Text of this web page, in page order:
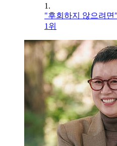
1.
"후회하지 않으려면
1위